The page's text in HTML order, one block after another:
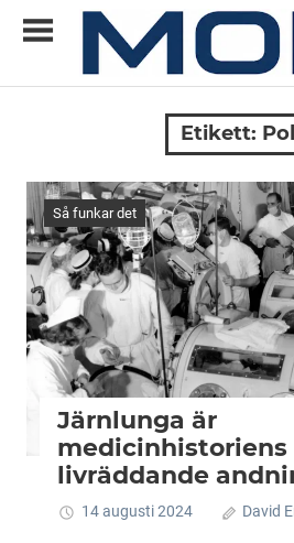
Allt
om
ny
teknik
Etikett:
Så funkar det
Järnlunga är
medicinhistoriens
livräddande
14 augusti 2024 David